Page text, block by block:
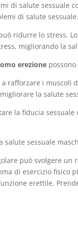
di salute
di salute sessuale.
ridurre lo stress.
migliorando la
erezione
rafforzare i muscoli
la salute
la fiducia
sessuale
può svolgere
di esercizio fisico
erettile.